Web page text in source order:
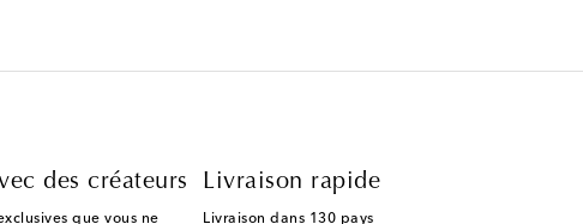
des créateurs
que vous ne
Livraison rapide
Livraison dans 130 pays